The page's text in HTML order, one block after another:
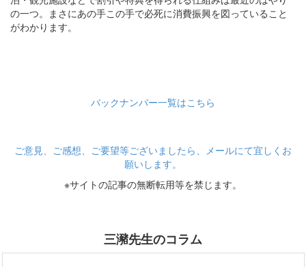
の一つ。まさにあの手この手で必死に消費振興を図っていること
がわかります。
バックナンバー一覧はこちら
ご意見、ご感想、ご要望等ございましたら、メールにて宜しくお
願いします。
※サイトの記事の無断転用等を禁じます。
三瀦先生のコラム